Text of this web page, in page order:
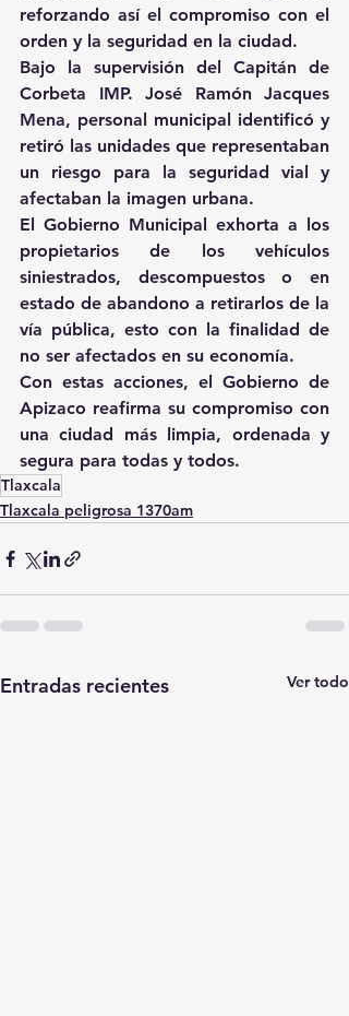
reforzando así el compromiso con el
orden y la seguridad en la ciudad.
Bajo la supervisión del Capitán de
Corbeta IMP. José Ramón Jacques
Mena, personal municipal identificó y
retiró las unidades que representaban
un riesgo para la seguridad vial y
afectaban la imagen urbana.
El Gobierno Municipal exhorta a los
propietarios de los vehículos
siniestrados, descompuestos o en
estado de abandono a retirarlos de la
vía pública, esto con la finalidad de
no ser afectados en su economía.
Con estas acciones, el Gobierno de
Apizaco reafirma su compromiso con
una ciudad más limpia, ordenada y
segura para todas y todos.
Tlaxcala
Tlaxcala peligrosa 1370am
Entradas recientes Ver todo